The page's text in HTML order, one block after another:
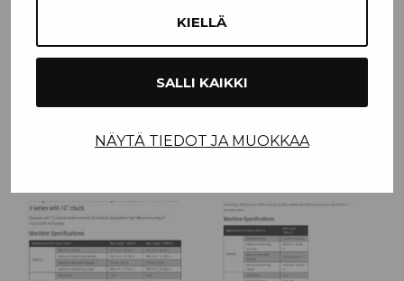
KIELLÄ
SALLI KAIKKI
NÄYTÄ TIEDOT JA MUOKKAA